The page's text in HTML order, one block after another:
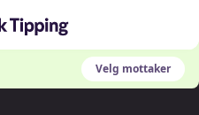
Velg mottaker